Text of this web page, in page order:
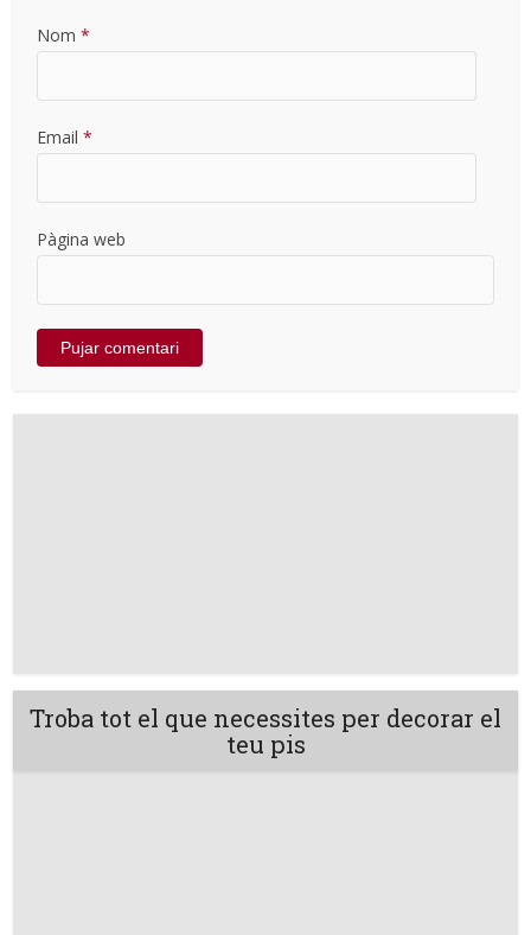
Nom *
Email *
Pàgina web
Troba tot el que necessites per decorar el
teu pis